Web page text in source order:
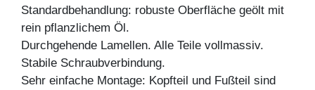
Standardbehandlung: robuste Oberfläche geölt mit
rein pflanzlichem Öl.
Durchgehende Lamellen. Alle Teile vollmassiv.
Stabile Schraubverbindung.
Sehr einfache Montage: Kopfteil und Fußteil sind